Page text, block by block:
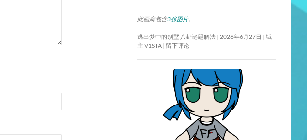
此画廊包含3张图片。
逃出梦中的别墅 八卦谜题解法 2026年6月27日
域
主 V1STA 留下评论